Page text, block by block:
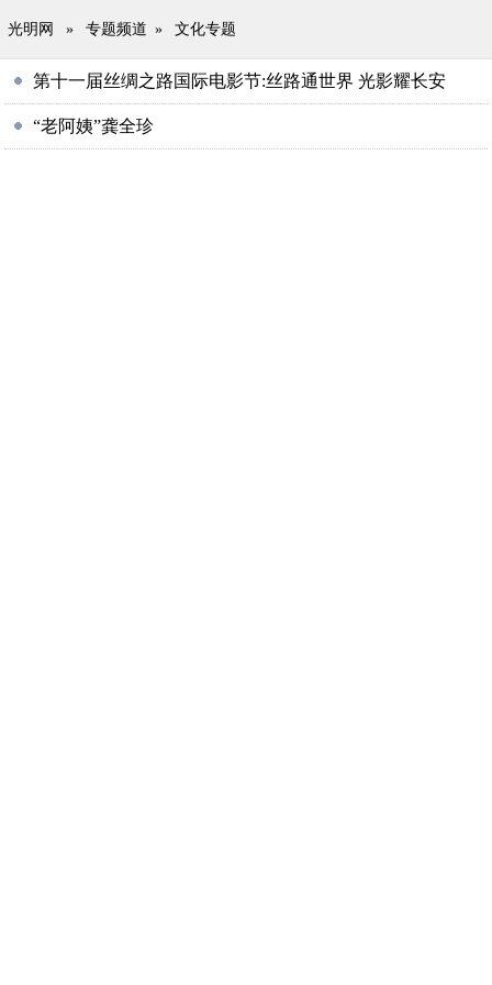
光明网 » 专题频道 » 文化专题
第十一届丝绸之路国际电影节:丝路通世界 光影耀长安
“老阿姨”龚全珍